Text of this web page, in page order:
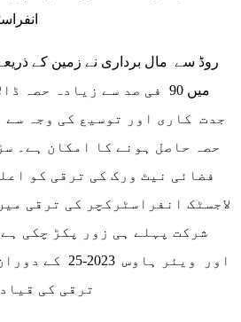
میں 90 فی صد سے زیادہ
جدت کاری اور توسیع کی وجہ
حصہ حاصل ہونے کا امکان ہے۔
فضائی نیٹ ورک کی ترقی کو
لاجسٹک انفراسٹرکچر کی ترقی
شرکت پہلے ہی زور پکڑ چکی
اور ویئر ہاوس
ترقی کی